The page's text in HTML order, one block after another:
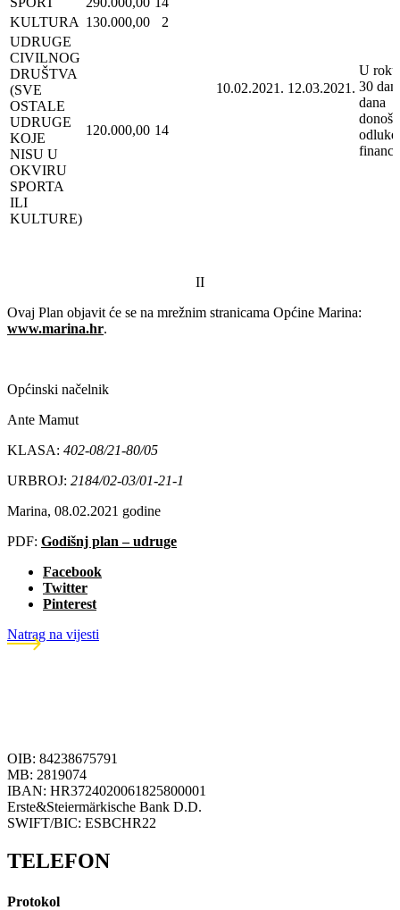
10.02.2021. 12.03.2021.
U
30
dana
odluke
KULTURA 130.000,00
2
UDRUGE
CIVILNOG
DRUŠTVA
(SVE
OSTALE
UDRUGE
KOJE
NISU U
OKVIRU
SPORTA
ILI
KULTURE)
120.000,00 14
II
Ovaj Plan objavit će se na mrežnim stranicama Općine Marina:
www.marina.hr.
Općinski načelnik
Ante Mamut
KLASA: 402-08/21-80/05
URBROJ: 2184/02-03/01-21-1
Marina, 08.02.2021 godine
PDF: Godišnj plan – udruge
Facebook
Twitter
Pinterest
Natrag na vijesti
OIB: 84238675791
MB: 2819074
IBAN: HR3724020061825800001
Erste&Steiermärkische Bank D.D.
SWIFT/BIC: ESBCHR22
TELEFON
Protokol